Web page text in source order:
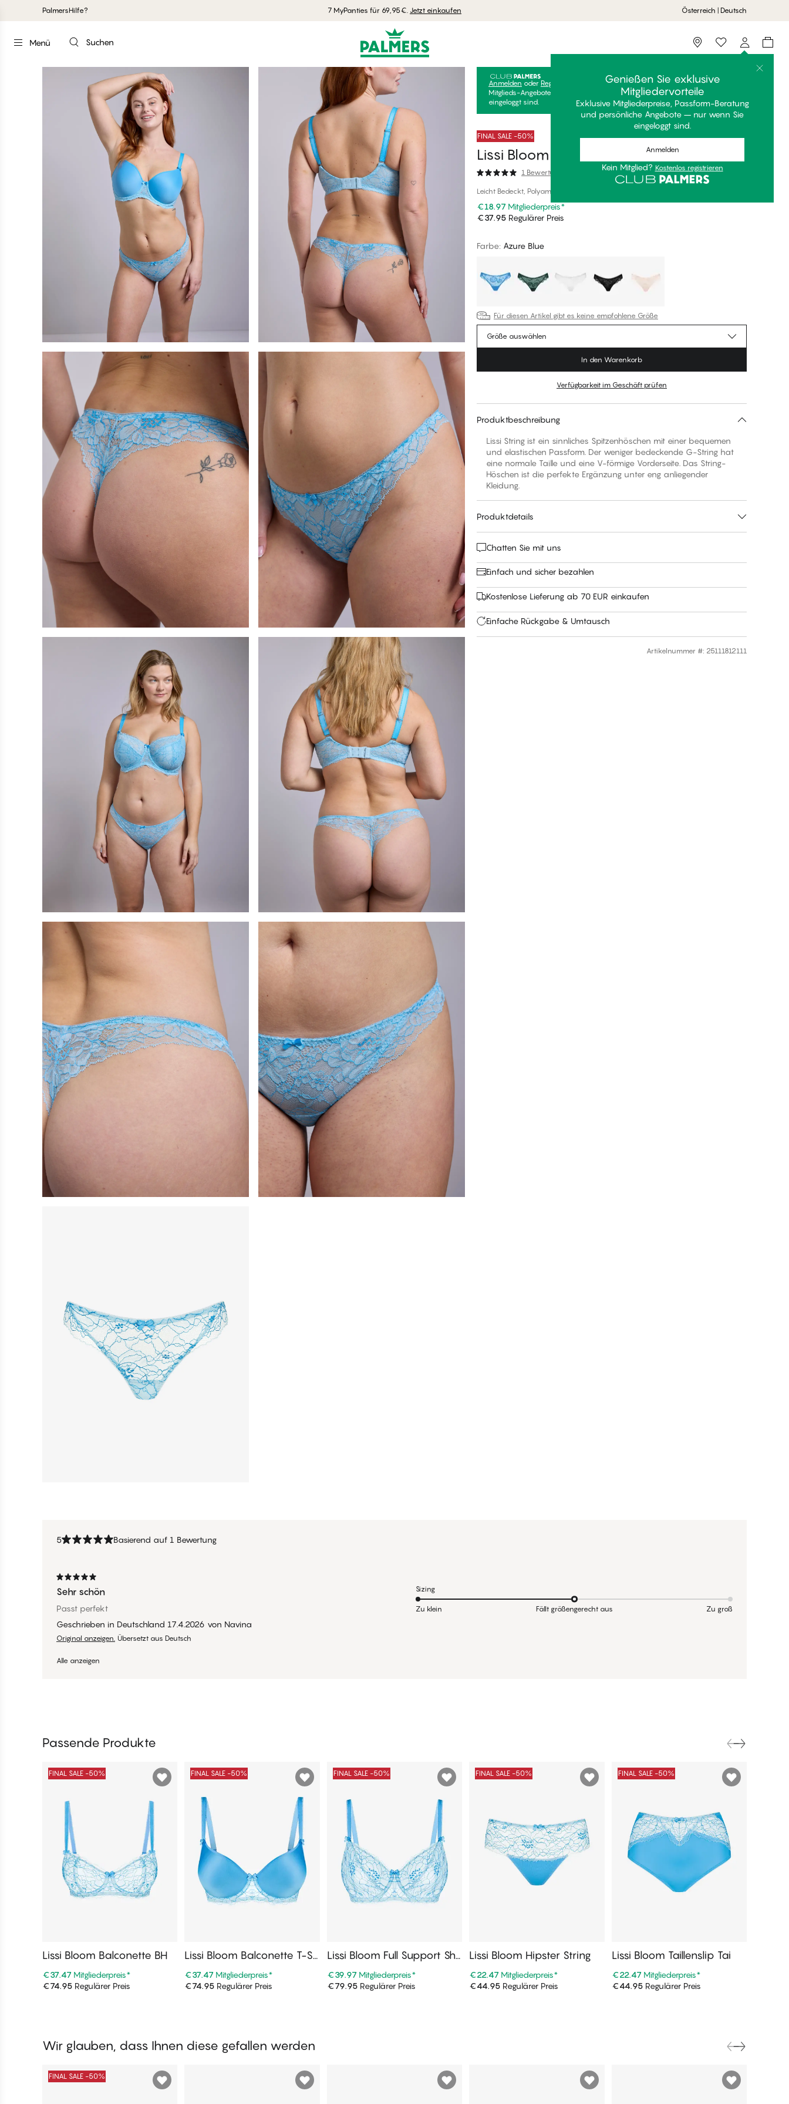
PalmersHilfe? 7 MyPanties für 69,95€. Jetzt einkaufen Österreich | Deutsch
Menü Suchen Storefinder
Genießen Sie exklusive
Mitgliedervorteile
Exklusive Mitgliederpreise, Passform-Beratung
und persönliche Angebote – nur wenn Sie
eingeloggt sind.
Anmelden
Kein Mitglied? Kostenlos registrieren
Anmelden oder Registrieren
Kostenlos anmelden, um Ihre exklusiven
Mitglieds-Angebote freizuschalten! Clubpreise sind nur gültig, wenn Sie
eingeloggt sind.
FINAL SALE -50%
Lissi Bloom String
1 Bewertung
Leicht Bedeckt, Polyamid
€18.97 Mitgliederpreis*
€37.95 Regulärer Preis
Farbe: Azure Blue
Für diesen Artikel gibt es keine empfohlene Größe
Größe auswählen
In den Warenkorb
Verfügbarkeit im Geschäft prüfen
Produktbeschreibung
Lissi String ist ein sinnliches Spitzenhöschen mit einer bequemen
und elastischen Passform. Der weniger bedeckende G-String hat
eine normale Taille und eine V-förmige Vorderseite. Das String-
Höschen ist die perfekte Ergänzung unter eng anliegender
Kleidung.
Produktdetails
Chatten Sie mit uns
Einfach und sicher bezahlen
Kostenlose Lieferung ab 70 EUR einkaufen
Einfache Rückgabe & Umtausch
Artikelnummer #: 25111812111
5 Basierend auf 1 Bewertung
Sehr schön
Passt perfekt
Geschrieben in Deutschland 17.4.2026 von Navina
Original anzeigen. Übersetzt aus Deutsch
Alle anzeigen
Sizing
Zu klein Fällt größengerecht aus Zu groß
Passende Produkte
In den Warenkorb
FINAL SALE -50%
Lissi Bloom Balconette BH
€37.47 Mitgliederpreis*
€74.95 Regulärer Preis In den Warenkorb
FINAL SALE -50%
Lissi Bloom Balconette T-Sh
€37.47 Mitgliederpreis*
€74.95 Regulärer Preis In den Warenkorb
FINAL SALE -50%
Lissi Bloom Full Support Sha
€39.97 Mitgliederpreis*
€79.95Regulärer Preis In den Warenkorb
FINAL SALE -50%
Lissi Bloom Hipster String
€22.47 Mitgliederpreis*
€44.95 Regulärer Preis In den Warenkorb
FINAL SALE -50%
Lissi Bloom Taillenslip Tai
€22.47 Mitgliederpreis*
€44.95Regulärer Preis
Wir glauben, dass Ihnen diese gefallen werden
FINAL SALE -50%